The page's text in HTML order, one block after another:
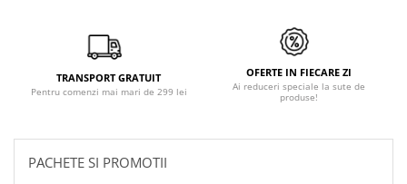
TRANSPORT GRATUIT
Pentru comenzi mai mari de 299 lei
OFERTE IN FIECARE ZI
Ai reduceri speciale la sute de
produse!
PACHETE SI PROMOTII